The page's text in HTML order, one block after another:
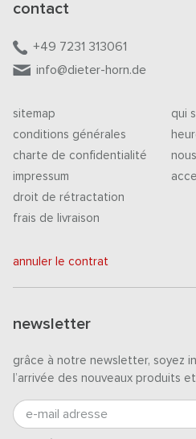
contact
+49 7231 313061
info@dieter-horn.de
sitemap
conditions générales
charte de confidentialité
impressum
droit de rétractation
frais de livraison
qui
annuler le contrat
newsletter
grâce à notre newsletter, soyez
l’arrivée des nouveaux produits
e-mail adresse